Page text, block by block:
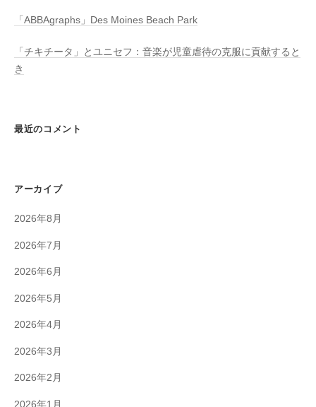
「ABBAgraphs」Des Moines Beach Park
「チキチータ」とユニセフ：音楽が児童虐待の克服に貢献すると
き
最近のコメント
アーカイブ
2026年8月
2026年7月
2026年6月
2026年5月
2026年4月
2026年3月
2026年2月
2026年1月